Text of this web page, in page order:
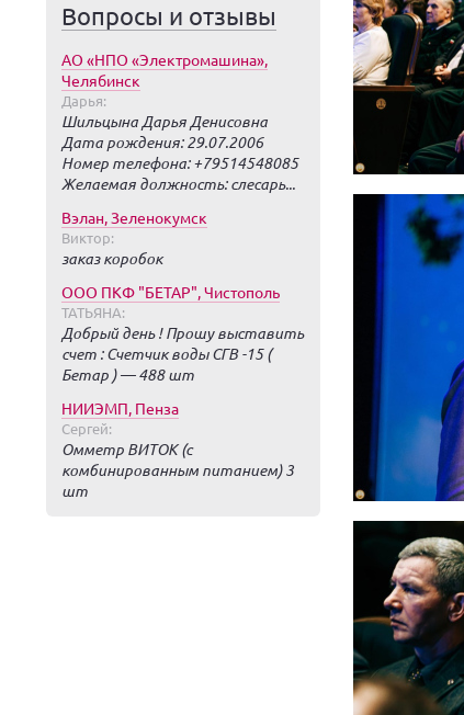
Вопросы и отзывы
АО «НПО «Электромашина»,
Челябинск
Дарья:
Шильцына Дарья Денисовна
Дата рождения: 29.07.2006
Номер телефона: +79514548085
Желаемая должность: слесарь...
Вэлан, Зеленокумск
Виктор:
заказ коробок
ООО ПКФ "БЕТАР", Чистополь
ТАТЬЯНА:
Добрый день ! Прошу выставить
счет : Счетчик воды СГВ -15 (
Бетар ) — 488 шт
НИИЭМП, Пенза
Сергей:
Омметр ВИТОК (с
комбинированным питанием) 3
шт